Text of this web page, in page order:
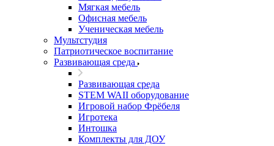
Мягкая мебель
Офисная мебель
Ученическая мебель
Мультстудия
Патриотическое воспитание
Развивающая среда
Развивающая среда
STEM WAII оборудование
Игровой набор Фрёбеля
Игротека
Интошка
Комплекты для ДОУ